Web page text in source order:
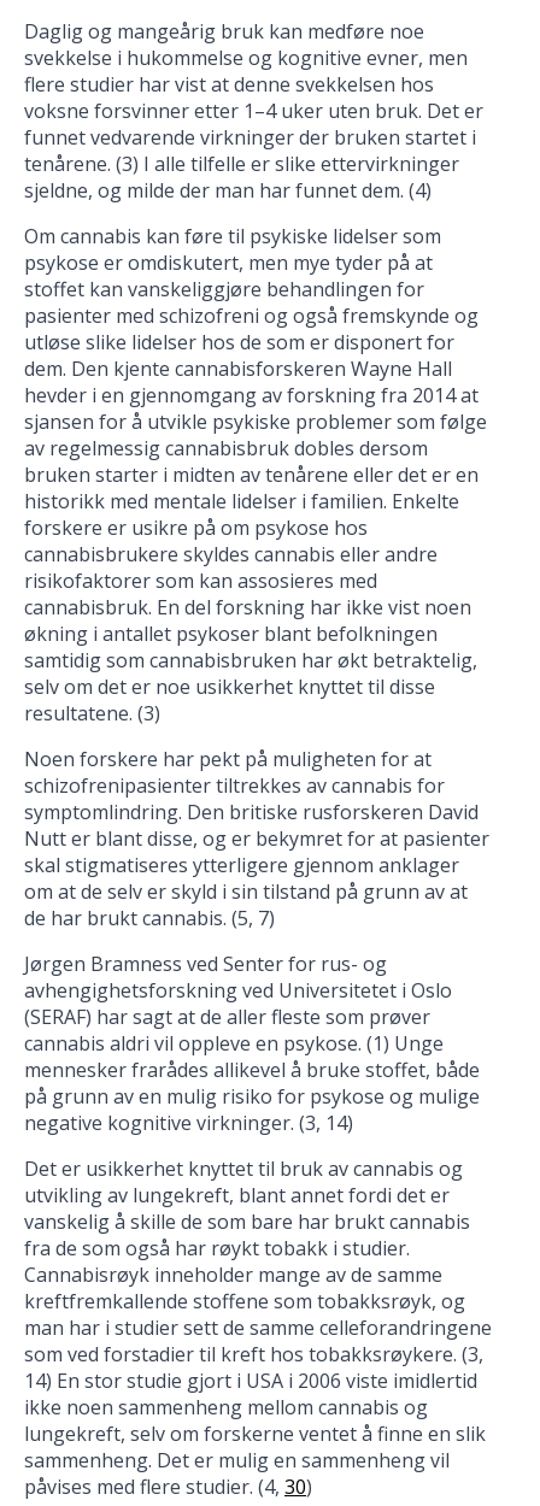
Daglig og mangeårig bruk kan medføre noe
svekkelse i hukommelse og kognitive evner, men
flere studier har vist at denne svekkelsen hos
voksne forsvinner etter 1–4 uker uten bruk. Det er
funnet vedvarende virkninger der bruken startet i
tenårene. (3) I alle tilfelle er slike ettervirkninger
sjeldne, og milde der man har funnet dem. (4)
Om cannabis kan føre til psykiske lidelser som
psykose er omdiskutert, men mye tyder på at
stoffet kan vanskeliggjøre behandlingen for
pasienter med schizofreni og også fremskynde og
utløse slike lidelser hos de som er disponert for
dem. Den kjente cannabisforskeren Wayne Hall
hevder i en gjennomgang av forskning fra 2014 at
sjansen for å utvikle psykiske problemer som følge
av regelmessig cannabisbruk dobles dersom
bruken starter i midten av tenårene eller det er en
historikk med mentale lidelser i familien. Enkelte
forskere er usikre på om psykose hos
cannabisbrukere skyldes cannabis eller andre
risikofaktorer som kan assosieres med
cannabisbruk. En del forskning har ikke vist noen
økning i antallet psykoser blant befolkningen
samtidig som cannabisbruken har økt betraktelig,
selv om det er noe usikkerhet knyttet til disse
resultatene. (3)
Noen forskere har pekt på muligheten for at
schizofrenipasienter tiltrekkes av cannabis for
symptomlindring. Den britiske rusforskeren David
Nutt er blant disse, og er bekymret for at pasienter
skal stigmatiseres ytterligere gjennom anklager
om at de selv er skyld i sin tilstand på grunn av at
de har brukt cannabis. (5, 7)
Jørgen Bramness ved Senter for rus- og
avhengighetsforskning ved Universitetet i Oslo
(SERAF) har sagt at de aller fleste som prøver
cannabis aldri vil oppleve en psykose. (1) Unge
mennesker frarådes allikevel å bruke stoffet, både
på grunn av en mulig risiko for psykose og mulige
negative kognitive virkninger. (3, 14)
Det er usikkerhet knyttet til bruk av cannabis og
utvikling av lungekreft, blant annet fordi det er
vanskelig å skille de som bare har brukt cannabis
fra de som også har røykt tobakk i studier.
Cannabisrøyk inneholder mange av de samme
kreftfremkallende stoffene som tobakksrøyk, og
man har i studier sett de samme celleforandringene
som ved forstadier til kreft hos tobakksrøykere. (3,
14) En stor studie gjort i USA i 2006 viste imidlertid
ikke noen sammenheng mellom cannabis og
lungekreft, selv om forskerne ventet å finne en slik
sammenheng. Det er mulig en sammenheng vil
påvises med flere studier. (4, 30)